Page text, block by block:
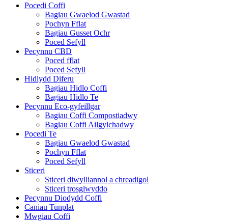
Pocedi Coffi
Bagiau Gwaelod Gwastad
Pochyn Fflat
Bagiau Gusset Ochr
Poced Sefyll
Pecynnu CBD
Poced fflat
Poced Sefyll
Hidlydd Diferu
Bagiau Hidlo Coffi
Bagiau Hidlo Te
Pecynnu Eco-gyfeillgar
Bagiau Coffi Compostiadwy
Bagiau Coffi Ailgylchadwy
Pocedi Te
Bagiau Gwaelod Gwastad
Pochyn Fflat
Poced Sefyll
Sticeri
Sticeri diwylliannol a chreadigol
Sticeri trosglwyddo
Pecynnu Diodydd Coffi
Caniau Tunplat
Mwgiau Coffi